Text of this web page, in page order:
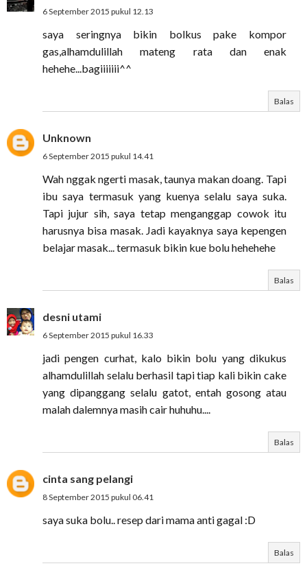
6 September 2015 pukul 12.13
saya seringnya bikin bolkus pake kompor
gas,alhamdulillah mateng rata dan enak
hehehe...bagiiiiiii^^
Balas
Unknown
6 September 2015 pukul 14.41
Wah nggak ngerti masak, taunya makan doang. Tapi
ibu saya termasuk yang kuenya selalu saya suka.
Tapi jujur sih, saya tetap menganggap cowok itu
harusnya bisa masak. Jadi kayaknya saya kepengen
belajar masak... termasuk bikin kue bolu hehehehe
Balas
desni utami
6 September 2015 pukul 16.33
jadi pengen curhat, kalo bikin bolu yang dikukus
alhamdulillah selalu berhasil tapi tiap kali bikin cake
yang dipanggang selalu gatot, entah gosong atau
malah dalemnya masih cair huhuhu....
Balas
cinta sang pelangi
8 September 2015 pukul 06.41
saya suka bolu.. resep dari mama anti gagal :D
Balas